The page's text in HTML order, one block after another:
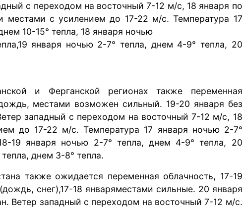
с переходом на восточный 7-12 м/с, 18 января по
местами с усилением до 17-22 м/с. Температура 17
10-15° тепла, 18 января ночью
января ночью 2-7° тепла, днем 4-9° тепла, 20
и Ферганской регионах также переменная
местами возможен сильный. 19-20 января без
западный с переходом на восточный 7-12 м/с, 18
до 17-22 м/с. Температура 17 января ночью 2-7°
19 января ночью 2-7° тепла, днем 4-9° тепла, 20
днем 3-8° тепла.
также ожидается переменная облачность, 17-19
снег),17-18 январяместами сильные. 20 января
Ветер западный с переходом на восточный 7-12 м/с.